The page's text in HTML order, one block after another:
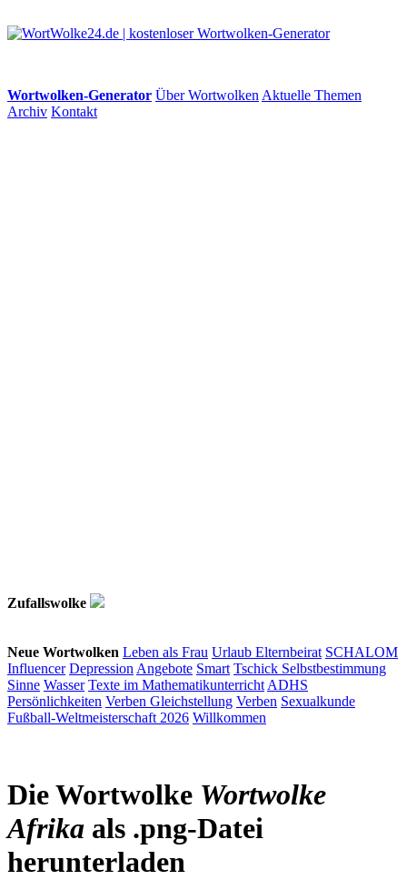
Wortwolken-Generator Über Wortwolken Aktuelle Themen
Archiv Kontakt
Zufallswolke
Neue Wortwolken Leben als Frau Urlaub Elternbeirat SCHALOM
Influencer Depression Angebote Smart Tschick Selbstbestimmung
Sinne Wasser Texte im Mathematikunterricht ADHS
Persönlichkeiten Verben Gleichstellung Verben Sexualkunde
Fußball-Weltmeisterschaft 2026 Willkommen
Die Wortwolke Wortwolke
Afrika als .png-Datei
herunterladen